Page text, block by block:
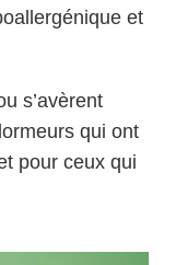
et
s’avèrent
qui ont
pour ceux qui